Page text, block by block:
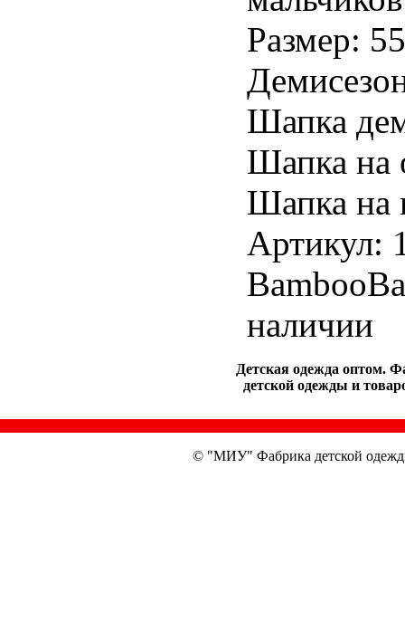
Размер:
Шапка
Шапка на
Шапка на
Артикул:
наличии
Детская одежда оптом.
детской одежды и
© "МИУ" Фабрика детской